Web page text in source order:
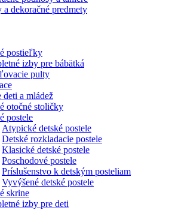
a dekoračné predmety
postieľky
izby pre bábätká
pulty
a mládež
otočné stoličky
postele
Atypické detské postele
Detské rozkladacie postele
Klasické detské postele
Poschodové postele
Príslušenstvo k detským posteliam
Vyvýšené detské postele
skrine
izby pre deti